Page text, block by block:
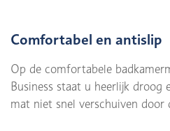
Comfortabel en antislip
Op de comfortabele
Business staat u heerlijk droog
mat niet snel verschuiven door